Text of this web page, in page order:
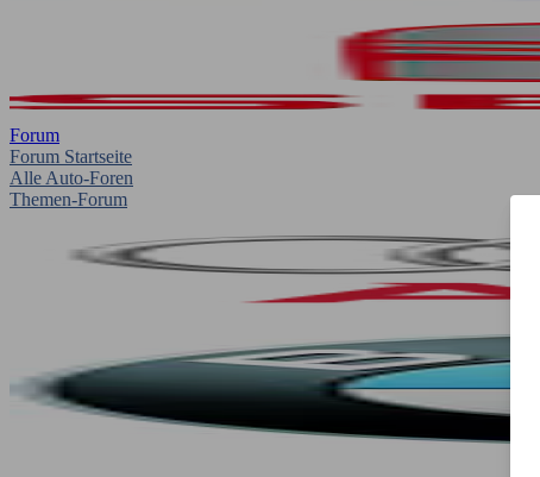
Forum
Forum Startseite
Alle Auto-Foren
Themen-Forum